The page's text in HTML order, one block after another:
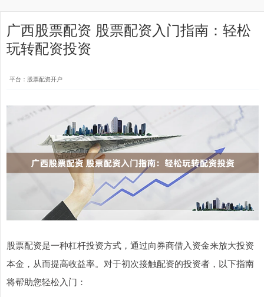
广西股票配资 股票配资入门指南：轻松
玩转配资投资
平台：股票配资开户
股票配资是一种杠杆投资方式，通过向券商借入资金来放大投资
本金，从而提高收益率。对于初次接触配资的投资者，以下指南
将帮助您轻松入门：